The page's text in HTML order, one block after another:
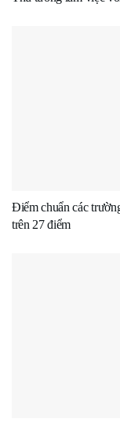
Điểm chuẩn các
trên 27 điểm